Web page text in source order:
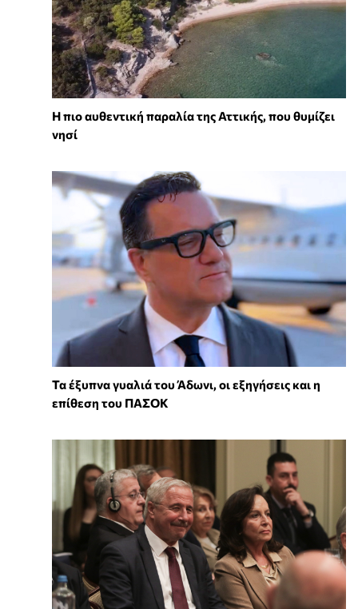
Η πιο αυθεντική παραλία της Αττικής, που θυμίζει
νησί
Τα έξυπνα γυαλιά του Άδωνι, οι εξηγήσεις και η
επίθεση του ΠΑΣΟΚ